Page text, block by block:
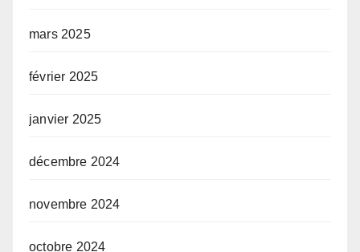
mars 2025
février 2025
janvier 2025
décembre 2024
novembre 2024
octobre 2024